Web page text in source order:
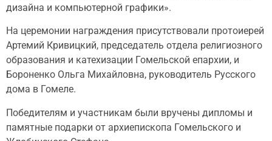
дизайна и компьютерной графики».
На церемонии награждения присутствовали протоиерей
Артемий Кривицкий, председатель отдела религиозного
образования и катехизации Гомельской епархии, и
Бороненко Ольга Михайловна, руководитель Русского
дома в Гомеле.
Победителям и участникам были вручены дипломы и
памятные подарки от архиепископа Гомельского и